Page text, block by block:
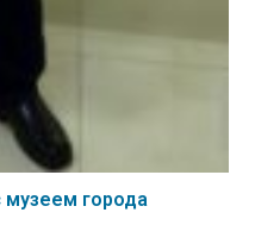
музеем города